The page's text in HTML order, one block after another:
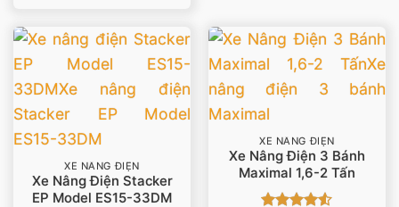
XE NÂNG ĐIỆN
Xe Nâng Điện Stacker
EP Model ES15-33DM
XE NÂNG ĐIỆN
Xe Nâng Điện 3 Bánh
Maximal 1,6-2 Tấn